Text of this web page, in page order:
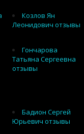
Козлов Ян
Леонидович отзывы
Гончарова
Татьяна Сергеевна
отзывы
Бадион Сергей
Юрьевич отзывы